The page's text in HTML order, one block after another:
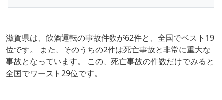
滋賀県は、飲酒運転の事故件数が62件と、全国でベスト19
位です。 また、そのうちの2件は死亡事故と非常に重大な
事故となっています。 この、死亡事故の件数だけでみると
全国でワースト29位です。